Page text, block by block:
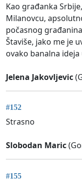
Kao građanka
Milanovcu,
počasnog
Štaviše, jako me je
ovako banalna
Jelena Jakovljevic
#152
Strasno
Slobodan Maric
#155